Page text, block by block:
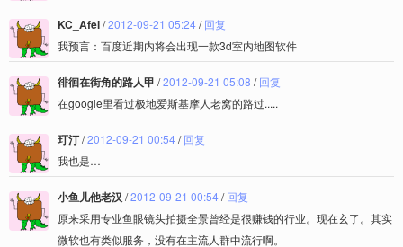
KC_Afei/2012-09-21 05:24/回复
我预言：百度近期内将会出现一款3d室内地图软件
徘徊在街角的路人甲 /2012-09-21 05:08 /回复
在google里看过极地爱斯基摩人老窝的路过.....
玎汀/2012-09-21 00:54/回复
我也是…
小鱼儿他老汉 /2012-09-21 00:54/回复
原来采用专业鱼眼镜头拍摄全景曾经是很赚钱的行业。现在玄了。其实
微软也有类似服务，没有在主流人群中流行啊。